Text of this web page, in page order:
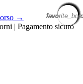
→
| Pagamento sicuro